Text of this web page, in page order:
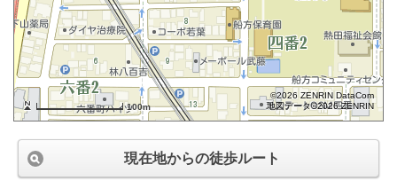
100m
©2026 ZENRIN DataCom
地図データ©2026 ZENRIN
現在地からの徒歩ルート